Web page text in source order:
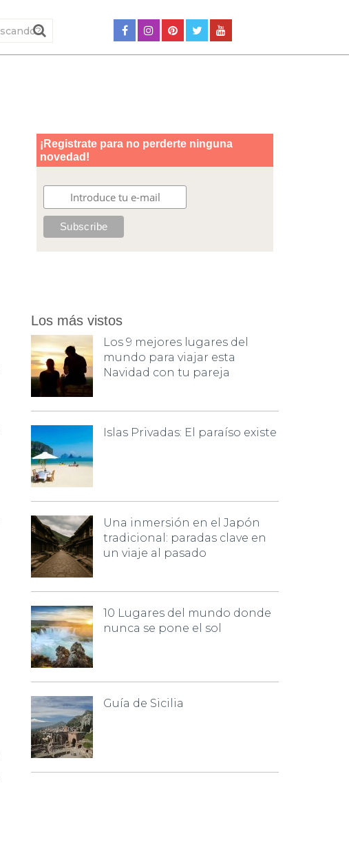
Los más vistos
Los 9 mejores lugares del
mundo para viajar esta
Navidad con tu pareja
Islas Privadas: El paraíso existe
Una inmersión en el Japón
tradicional: paradas clave en
un viaje al pasado
10 Lugares del mundo donde
nunca se pone el sol
Guía de Sicilia